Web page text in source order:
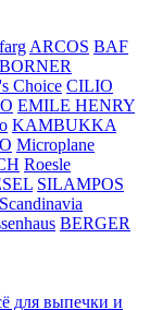
ARCOS BAF
BORNER
Choice CILIO
EMILE HENRY
KAMBUKKA
Microplane
Roesle
SILAMPOS
BERGER
для выпечки и